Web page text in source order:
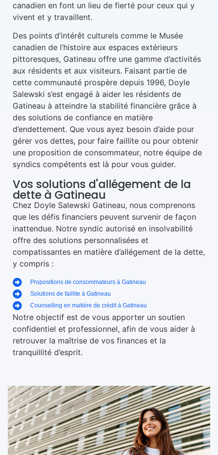
canadien en font un lieu de fierté pour ceux qui y
vivent et y travaillent.
Des points d’intérêt culturels comme le Musée
canadien de l’histoire aux espaces extérieurs
pittoresques, Gatineau offre une gamme d’activités
aux résidents et aux visiteurs. Faisant partie de
cette communauté prospère depuis 1996, Doyle
Salewski s’est engagé à aider les résidents de
Gatineau à atteindre la stabilité financière grâce à
des solutions de confiance en matière
d’endettement. Que vous ayez besoin d’aide pour
gérer vos dettes, pour faire faillite ou pour obtenir
une proposition de consommateur, notre équipe de
syndics compétents est là pour vous guider.
Vos solutions d'allégement de la
dette à Gatineau
Chez Doyle Salewski Gatineau, nous comprenons
que les défis financiers peuvent survenir de façon
inattendue. Notre syndic autorisé en insolvabilité
offre des solutions personnalisées et
compatissantes en matière d’allégement de la dette,
y compris :
Propositions de consommateurs à Gatineau
Solutions de faillite à Gatineau
Counselling en matière de crédit à Gatineau
Notre objectif est de vous apporter un soutien
confidentiel et professionnel, afin de vous aider à
retrouver la maîtrise de vos finances et la
tranquillité d’esprit.